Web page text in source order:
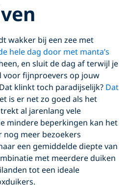
wakker bij een zee met
hele dag door met manta’s
en sluit de dag af terwijl je
voor fijnproevers op jouw
klinkt toch paradijselijk? Dat
is er net zo goed als het
al jarenlang vele
mindere beperkingen kan het
nog meer bezoekers
een gemiddelde diepte van
met meerdere duiken
tot een ideale